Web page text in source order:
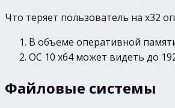
Что теряет пользователь на х32
В объеме оперативной
ОС 10 х64 может видеть до
Файловые системы